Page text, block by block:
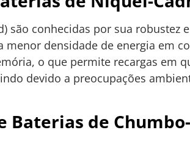
são conhecidas por sua robustez
densidade de energia em
o que permite recargas em
devido a preocupações
Baterias de